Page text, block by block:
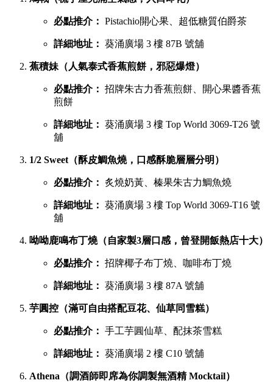
必點推介： Pistachio開心果、超低糖質伯爵茶
詳細地址： 葵涌廣場 3 樓 87B 號舖
蕉積妹（人氣泰式香蕉煎餅，邪惡爆燈）
必點推介： 招牌朱古力香蕉煎餅、開心果醬香蕉
煎餅
詳細地址： 葵涌廣場 3 樓 Top World 3069-T26 號
舖
1/2 Sweet（酥皮鯛魚燒，口感酥脆層層分明）
必點推介： 炙燒奶黃、榛果朱古力鯛魚燒
詳細地址： 葵涌廣場 3 樓 Top World 3069-T16 號
舖
呦呦鹿鳴布丁燒（自家製3層口感，曾登開飯熱店十大）
必點推介： 招牌椰子布丁燒、咖啡布丁燒
詳細地址： 葵涌廣場 3 樓 87A 號舖
芋圓控（滿可自由搭配豆花、仙草同雪糕）
必點推介： 手工芋圓仙草、配抹茶雪糕
詳細地址： 葵涌廣場 2 樓 C10 號舖
Athena（調酒師即席為你調製無酒精 Mocktail）